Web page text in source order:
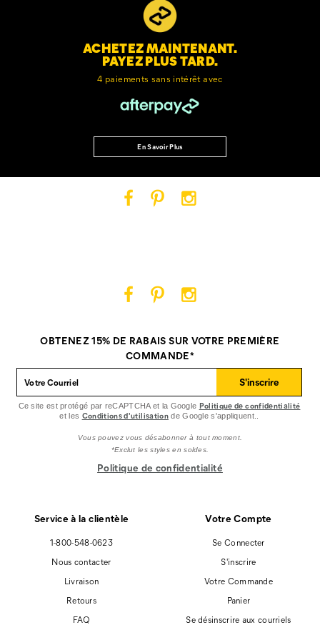
ACHETEZ MAINTENANT.
PAYEZ PLUS TARD.
4 paiements sans intérêt avec
En Savoir Plus
Service à la clientèle
1-800-548-0623
Nous contacter
Livraison
Retours
FAQ
Votre Compte
Se Connecter
S'inscrire
Votre Commande
Panier
Se désinscrire aux courriels
sur
Facebook
sur
Pinterest
sur
Instagram
OBTENEZ 15% DE RABAIS SUR VOTRE PREMIÈRE
COMMANDE*
S'inscrire
Ce site est protégé par reCAPTCHA et la Google Politique de confidentialité
et les Conditions d'utilisation de Google s'appliquent..
Vous pouvez vous désabonner à tout moment.
*Exclut les styles en soldes.
Politique de confidentialité